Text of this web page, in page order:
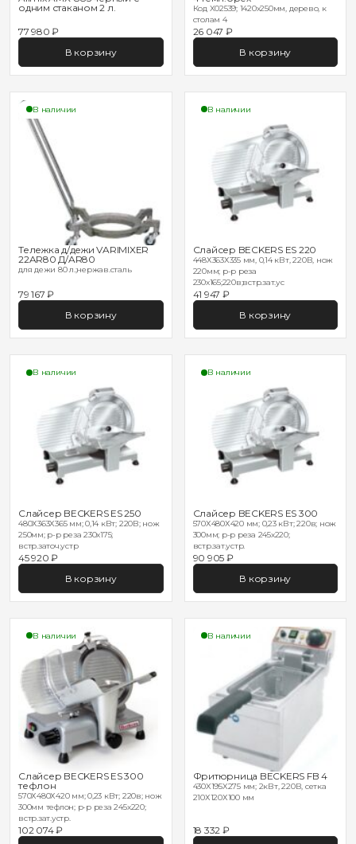
одним стаканом 2 л.
77 980 ₽
В корзину
Код X02539; 1420х250мм, дерево, к
столам 4
26 047 ₽
В корзину
В наличии
Тележка д/дежи VARIMIXER
22AR80 Д/AR80
для дежи 80 л.;нержав.сталь
79 167 ₽
В корзину
В наличии
Слайсер BECKERS ES 220
448Х363Х335 мм, 0,14 кВт, 220В, нож
220мм; р-р реза
230х165;220в;встр.зат.ус
41 947 ₽
В корзину
В наличии
Слайсер BECKERS ES 250
480Х363Х365 мм; 0,14 кВт; 220В; нож
250мм; р-р реза 230х175;
встр.заточ.устр
45 920 ₽
В корзину
В наличии
Слайсер BECKERS ES 300
570Х480Х420 мм; 0,23 кВт; 220в; нож
300мм; р-р реза 245х220;
встр.зат.устр.
90 905 ₽
В корзину
В наличии
Слайсер BECKERS ES 300
тефлон
570Х480Х420 мм; 0,23 кВт; 220в; нож
300мм тефлон; р-р реза 245х220;
встр.зат.устр.
102 074 ₽
В наличии
Фритюрница BECKERS FB 4
430X195X275 мм; 2кВт, 220В, сетка
210Х120Х100 мм
18 332 ₽